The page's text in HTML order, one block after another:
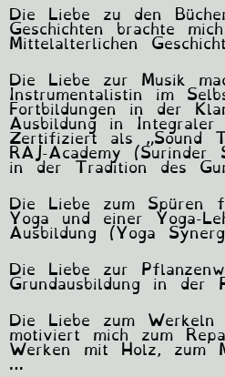
Die Liebe zu den
Geschichten brachte
Mittelalterlichen
Die Liebe zur Musik
Instrumentalistin im
Fortbildungen in der
Ausbildung in Integraler
Zertifiziert als „Sound
RAJ-Academy (Surinder
in der Tradition des
Die Liebe zum Spüren
Yoga und einer Yoga-
Ausbildung (Yoga
Die Liebe zur
Grundausbildung in der
Die Liebe zum
motiviert mich zum
Werken mit Holz, zum
…